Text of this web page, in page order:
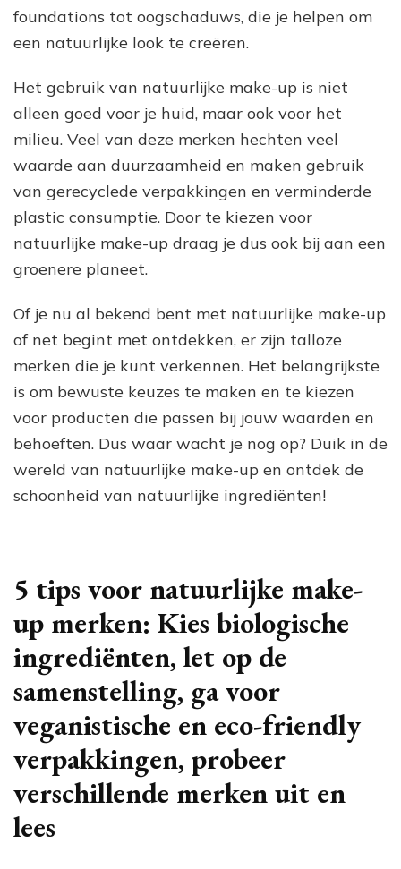
foundations tot oogschaduws, die je helpen om
een natuurlijke look te creëren.
Het gebruik van natuurlijke make-up is niet
alleen goed voor je huid, maar ook voor het
milieu. Veel van deze merken hechten veel
waarde aan duurzaamheid en maken gebruik
van gerecyclede verpakkingen en verminderde
plastic consumptie. Door te kiezen voor
natuurlijke make-up draag je dus ook bij aan een
groenere planeet.
Of je nu al bekend bent met natuurlijke make-up
of net begint met ontdekken, er zijn talloze
merken die je kunt verkennen. Het belangrijkste
is om bewuste keuzes te maken en te kiezen
voor producten die passen bij jouw waarden en
behoeften. Dus waar wacht je nog op? Duik in de
wereld van natuurlijke make-up en ontdek de
schoonheid van natuurlijke ingrediënten!
5 tips voor natuurlijke make-
up merken: Kies biologische
ingrediënten, let op de
samenstelling, ga voor
veganistische en eco-friendly
verpakkingen, probeer
verschillende merken uit en
lees